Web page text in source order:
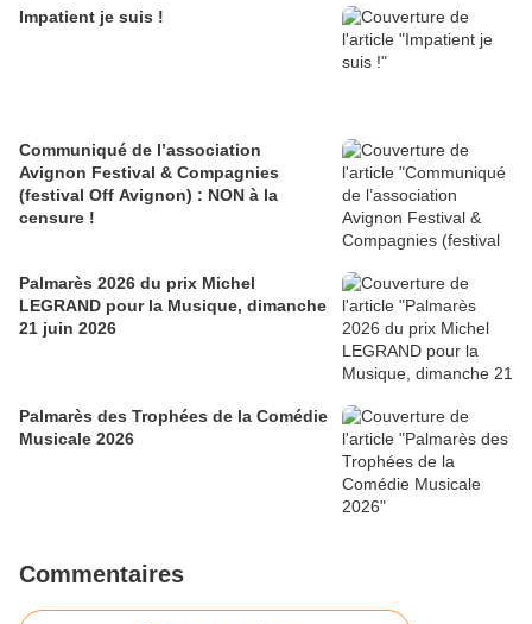
Impatient je suis !
Communiqué de l’association
Avignon Festival & Compagnies
(festival Off Avignon) : NON à la
censure !
Palmarès 2026 du prix Michel
LEGRAND pour la Musique, dimanche
21 juin 2026
Palmarès des Trophées de la Comédie
Musicale 2026
Commentaires